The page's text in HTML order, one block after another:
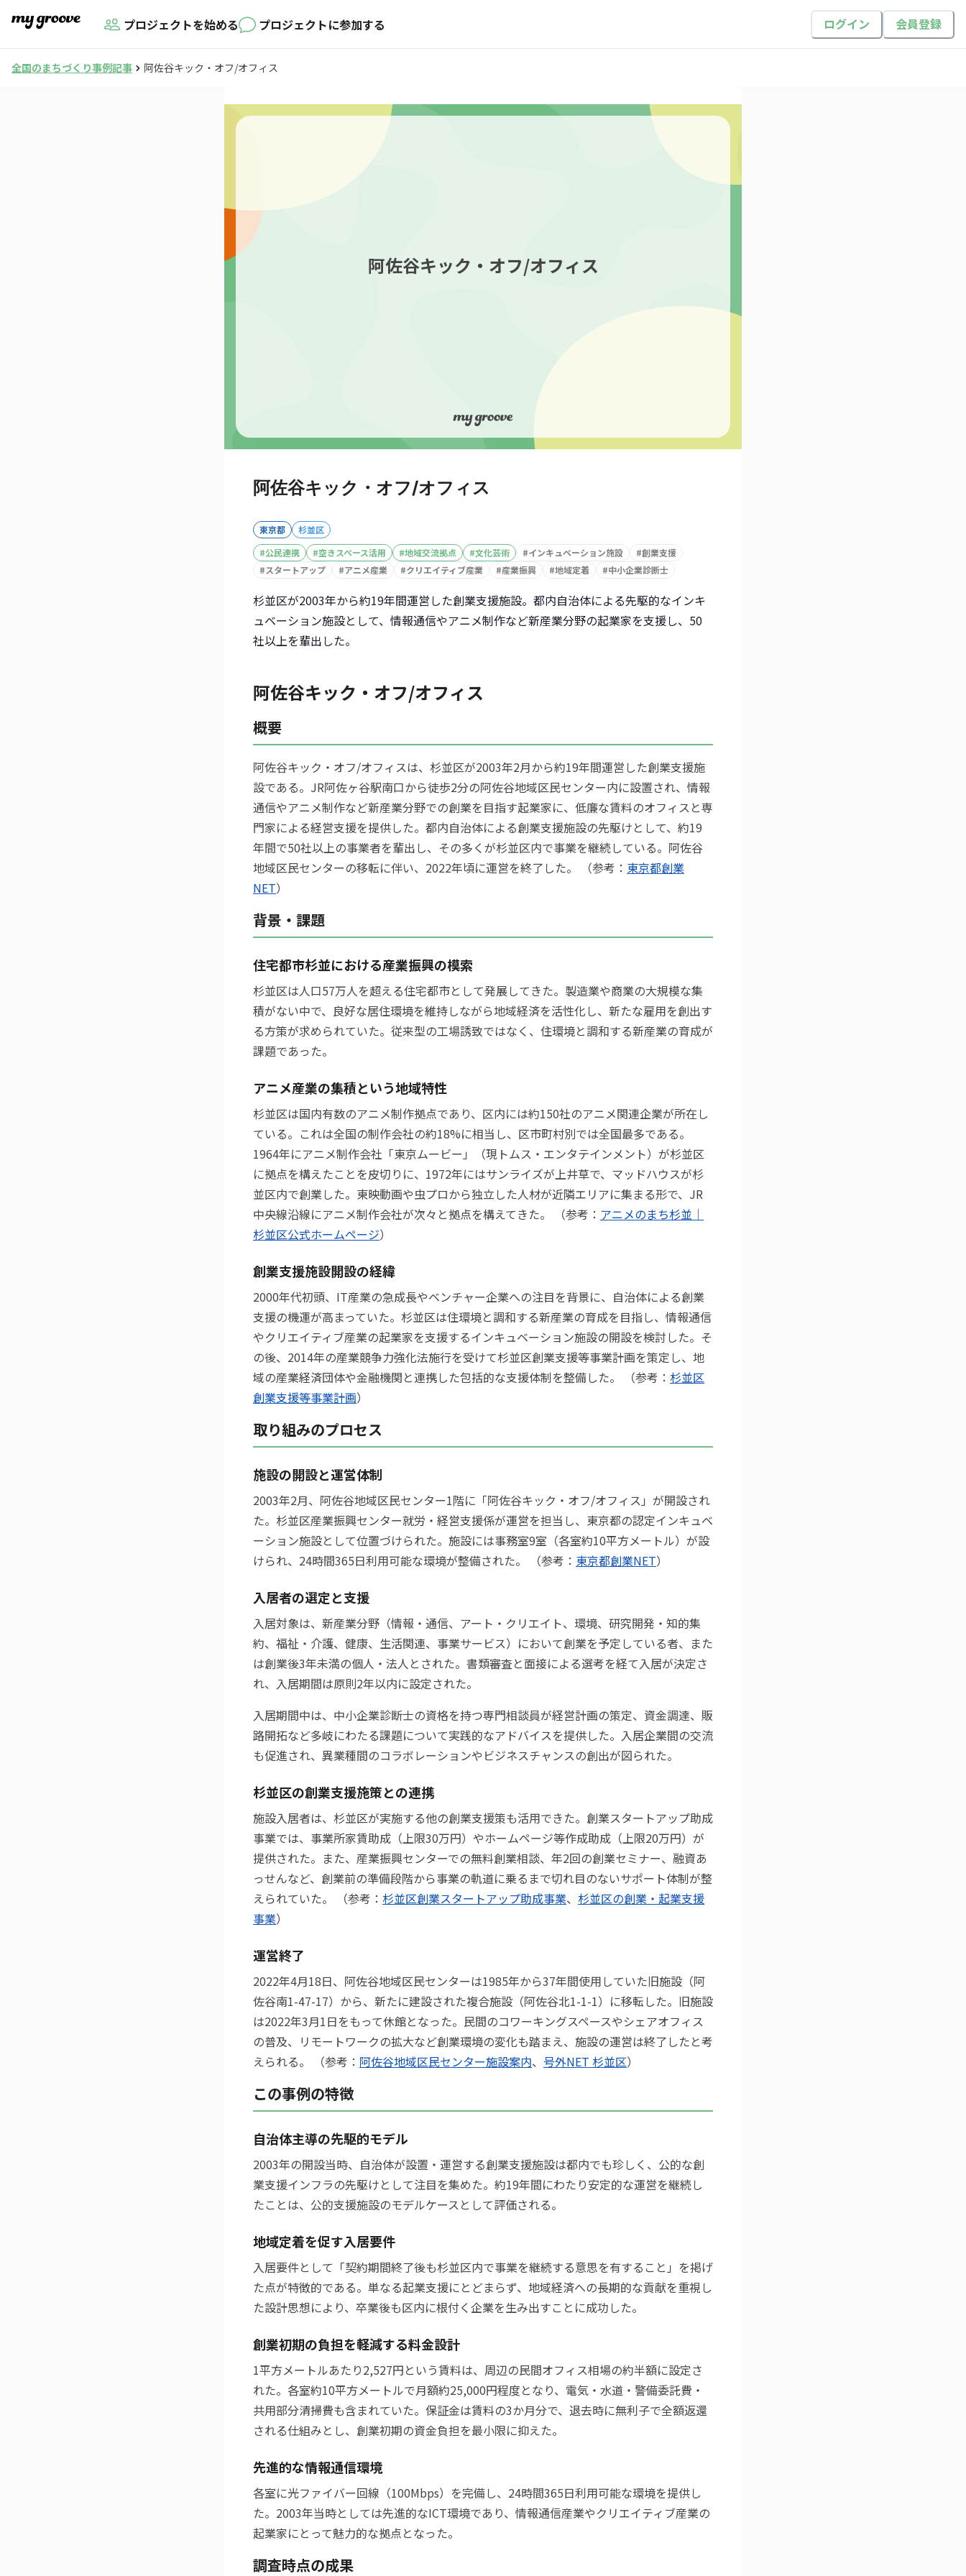
プロジェクトを始める プロジェクトに参加する ログイン 会員登録
全国のまちづくり事例記事 阿佐谷キック・オフ/オフィス
阿佐谷キック・オフ/オフィス
阿佐谷キック・オフ/オフィス
東京都
杉並区
#公民連携 #空きスペース活用 #地域交流拠点 #文化芸術 #インキュベーション施設 #創業支援
#スタートアップ #アニメ産業 #クリエイティブ産業 #産業振興 #地域定着 #中小企業診断士
杉並区が2003年から約19年間運営した創業支援施設。都内自治体による先駆的なインキ
ュベーション施設として、情報通信やアニメ制作など新産業分野の起業家を支援し、50
社以上を輩出した。
阿佐谷キック・オフ/オフィス
概要
阿佐谷キック・オフ/オフィスは、杉並区が2003年2月から約19年間運営した創業支援施
設である。JR阿佐ヶ谷駅南口から徒歩2分の阿佐谷地域区民センター内に設置され、情報
通信やアニメ制作など新産業分野での創業を目指す起業家に、低廉な賃料のオフィスと専
門家による経営支援を提供した。都内自治体による創業支援施設の先駆けとして、約19
年間で50社以上の事業者を輩出し、その多くが杉並区内で事業を継続している。阿佐谷
地域区民センターの移転に伴い、2022年頃に運営を終了した。 （参考： 東京都創業
NET）
背景・課題
住宅都市杉並における産業振興の模索
杉並区は人口57万人を超える住宅都市として発展してきた。製造業や商業の大規模な集
積がない中で、良好な居住環境を維持しながら地域経済を活性化し、新たな雇用を創出す
る方策が求められていた。従来型の工場誘致ではなく、住環境と調和する新産業の育成が
課題であった。
アニメ産業の集積という地域特性
杉並区は国内有数のアニメ制作拠点であり、区内には約150社のアニメ関連企業が所在し
ている。これは全国の制作会社の約18%に相当し、区市町村別では全国最多である。
1964年にアニメ制作会社「東京ムービー」（現トムス・エンタテインメント）が杉並区
に拠点を構えたことを皮切りに、1972年にはサンライズが上井草で、マッドハウスが杉
並区内で創業した。東映動画や虫プロから独立した人材が近隣エリアに集まる形で、JR
中央線沿線にアニメ制作会社が次々と拠点を構えてきた。 （参考： アニメのまち杉並｜
杉並区公式ホームページ）
創業支援施設開設の経緯
2000年代初頭、IT産業の急成長やベンチャー企業への注目を背景に、自治体による創業
支援の機運が高まっていた。杉並区は住環境と調和する新産業の育成を目指し、情報通信
やクリエイティブ産業の起業家を支援するインキュベーション施設の開設を検討した。そ
の後、2014年の産業競争力強化法施行を受けて杉並区創業支援等事業計画を策定し、地
域の産業経済団体や金融機関と連携した包括的な支援体制を整備した。 （参考： 杉並区
創業支援等事業計画）
取り組みのプロセス
施設の開設と運営体制
2003年2月、阿佐谷地域区民センター1階に「阿佐谷キック・オフ/オフィス」が開設され
た。杉並区産業振興センター就労・経営支援係が運営を担当し、東京都の認定インキュベ
ーション施設として位置づけられた。施設には事務室9室（各室約10平方メートル）が設
けられ、24時間365日利用可能な環境が整備された。 （参考： 東京都創業NET）
入居者の選定と支援
入居対象は、新産業分野（情報・通信、アート・クリエイト、環境、研究開発・知的集
約、福祉・介護、健康、生活関連、事業サービス）において創業を予定している者、また
は創業後3年未満の個人・法人とされた。書類審査と面接による選考を経て入居が決定さ
れ、入居期間は原則2年以内に設定された。
入居期間中は、中小企業診断士の資格を持つ専門相談員が経営計画の策定、資金調達、販
路開拓など多岐にわたる課題について実践的なアドバイスを提供した。入居企業間の交流
も促進され、異業種間のコラボレーションやビジネスチャンスの創出が図られた。
杉並区の創業支援施策との連携
施設入居者は、杉並区が実施する他の創業支援策も活用できた。創業スタートアップ助成
事業では、事業所家賃助成（上限30万円）やホームページ等作成助成（上限20万円）が
提供された。また、産業振興センターでの無料創業相談、年2回の創業セミナー、融資あ
っせんなど、創業前の準備段階から事業の軌道に乗るまで切れ目のないサポート体制が整
えられていた。 （参考： 杉並区創業スタートアップ助成事業、 杉並区の創業・起業支援
事業）
運営終了
2022年4月18日、阿佐谷地域区民センターは1985年から37年間使用していた旧施設（阿
佐谷南1-47-17）から、新たに建設された複合施設（阿佐谷北1-1-1）に移転した。旧施設
は2022年3月1日をもって休館となった。民間のコワーキングスペースやシェアオフィス
の普及、リモートワークの拡大など創業環境の変化も踏まえ、施設の運営は終了したと考
えられる。 （参考： 阿佐谷地域区民センター施設案内、 号外NET 杉並区）
この事例の特徴
自治体主導の先駆的モデル
2003年の開設当時、自治体が設置・運営する創業支援施設は都内でも珍しく、公的な創
業支援インフラの先駆けとして注目を集めた。約19年間にわたり安定的な運営を継続し
たことは、公的支援施設のモデルケースとして評価される。
地域定着を促す入居要件
入居要件として「契約期間終了後も杉並区内で事業を継続する意思を有すること」を掲げ
た点が特徴的である。単なる起業支援にとどまらず、地域経済への長期的な貢献を重視し
た設計思想により、卒業後も区内に根付く企業を生み出すことに成功した。
創業初期の負担を軽減する料金設計
1平方メートルあたり2,527円という賃料は、周辺の民間オフィス相場の約半額に設定さ
れた。各室約10平方メートルで月額約25,000円程度となり、電気・水道・警備委託費・
共用部分清掃費も含まれていた。保証金は賃料の3か月分で、退去時に無利子で全額返還
される仕組みとし、創業初期の資金負担を最小限に抑えた。
先進的な情報通信環境
各室に光ファイバー回線（100Mbps）を完備し、24時間365日利用可能な環境を提供し
た。2003年当時としては先進的なICT環境であり、情報通信産業やクリエイティブ産業の
起業家にとって魅力的な拠点となった。
調査時点の成果